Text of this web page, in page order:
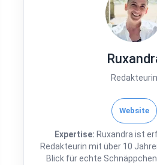
Redakteurin
Website
Expertise: Ruxandra ist
Redakteurin mit über 10
Blick für echte